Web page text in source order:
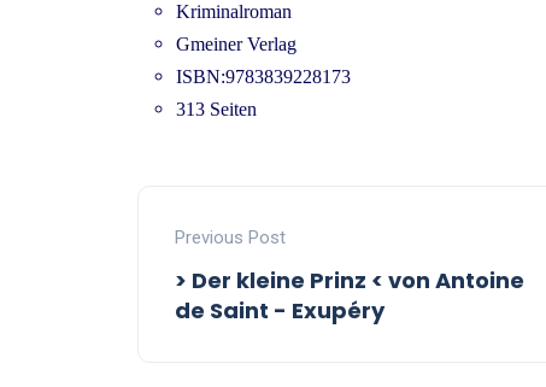
Kriminalroman
Gmeiner Verlag
ISBN:9783839228173
313 Seiten
Previous Post
> Der kleine Prinz < von Antoine
de Saint - Exupéry